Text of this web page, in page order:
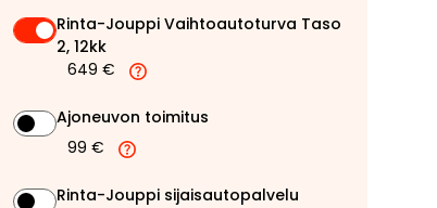
Rinta-Jouppi Vaihtoautoturva Taso
2, 12kk
649 €
Ajoneuvon toimitus
99 €
Rinta-Jouppi sijaisautopalvelu